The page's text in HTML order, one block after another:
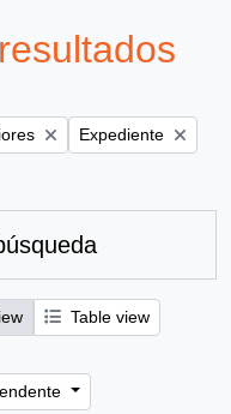
Remove filter:
Expediente
Table view